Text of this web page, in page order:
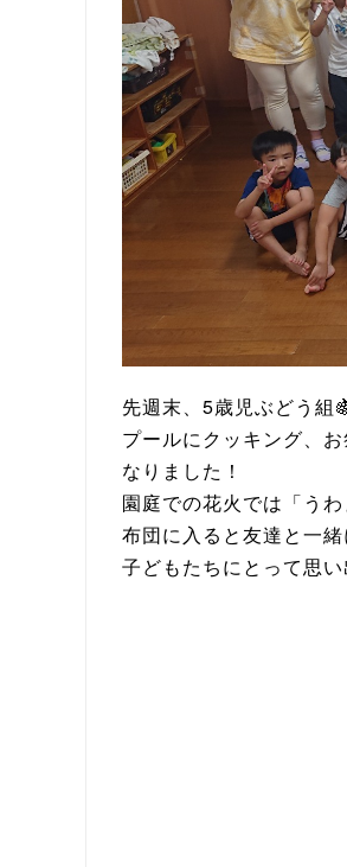
先週末、5歳児ぶどう組
プールにクッキング、
なりました！
園庭での花火では「う
布団に入ると友達と一
子どもたちにとって思